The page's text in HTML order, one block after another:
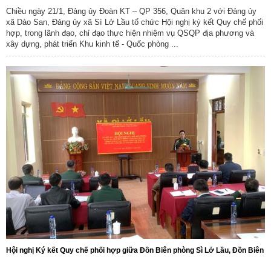
Chiều ngày 21/1, Đảng ủy Đoàn KT – QP 356, Quân khu 2 với Đảng ủy
xã Dào San, Đảng ủy xã Sì Lở Lầu tổ chức Hội nghị ký kết Quy chế phối
hợp, trong lãnh đạo, chỉ đạo thực hiện nhiệm vụ QSQP địa phương và
xây dựng, phát triển Khu kinh tế - Quốc phòng ...
Hội nghị Ký kết Quy chế phối hợp giữa Đồn Biên phòng Sì Lở Lầu, Đồn Biên
Số: Số:1862 /KH-UBND
Tên:(KẾ HOẠCH Tuyên truyền ứng dụng khoa học, công nghệ
và đổi mới sáng tạo trên địa bàn xã Sì Lở Lầu giai đoạn 2026 -
2030)
Ngày ban hành: (07/08/2026) -Ngày hiệu lực: (06/08/2026)
Số: Số: 1852/BC-UBND
Tên:(BÁO CÁO Kết quả rà soát, đề xuất điều chỉnh dự toán
kinh phí thực hiện các dự án, nhiệm vụ khoa học, công nghệ,